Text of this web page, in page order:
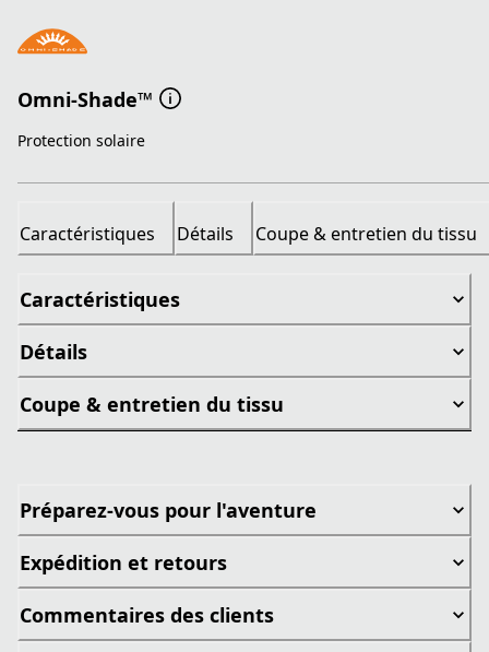
Omni-Shade™
Protection solaire
Caractéristiques Détails Coupe & entretien du tissu
Caractéristiques
Détails
Coupe & entretien du tissu
Préparez-vous pour l'aventure
Expédition et retours
Commentaires des clients